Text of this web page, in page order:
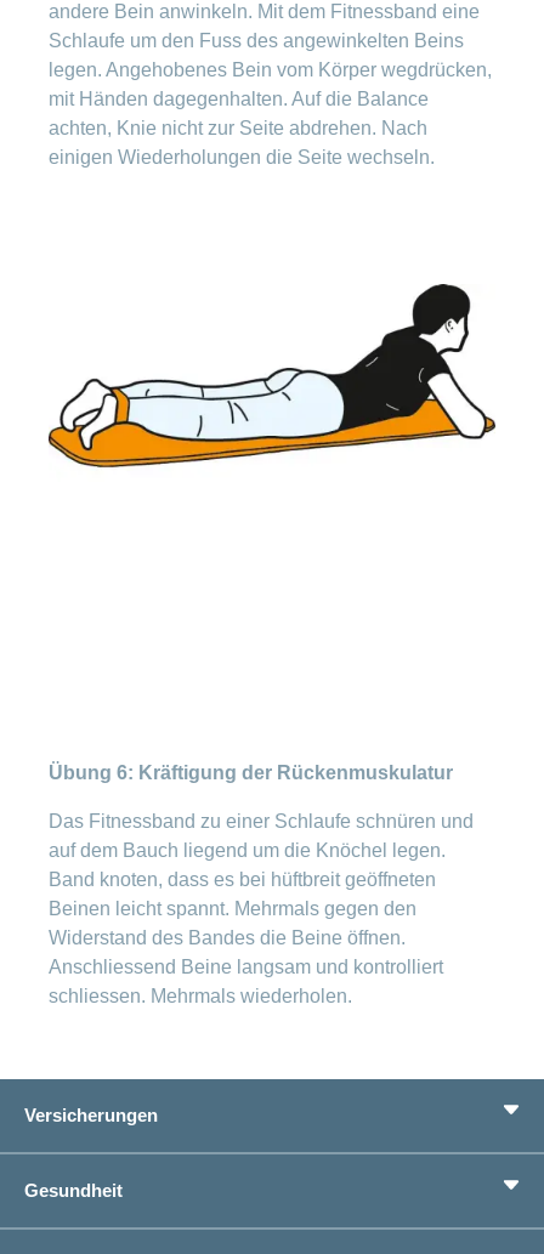
andere Bein anwinkeln. Mit dem Fitnessband eine
Schlaufe um den Fuss des angewinkelten Beins
legen. Angehobenes Bein vom Körper wegdrücken,
mit Händen dagegenhalten. Auf die Balance
achten, Knie nicht zur Seite abdrehen. Nach
einigen Wiederholungen die Seite wechseln.
Übung 6: Kräftigung der Rückenmuskulatur
Das Fitnessband zu einer Schlaufe schnüren und
auf dem Bauch liegend um die Knöchel legen.
Band knoten, dass es bei hüftbreit geöffneten
Beinen leicht spannt. Mehrmals gegen den
Widerstand des Bandes die Beine öffnen.
Anschliessend Beine langsam und kontrolliert
schliessen. Mehrmals wiederholen.
Versicherungen
Zusatzversicherungen
Vorsorge
Gesundheit